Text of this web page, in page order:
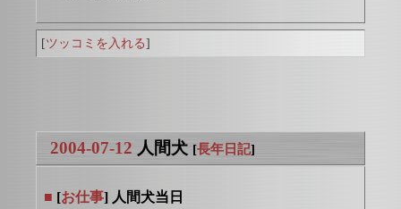
[ツッコミを入れる]
2004-07-12 人間犬 [長年日記]
■ [お仕事] 人間犬当日